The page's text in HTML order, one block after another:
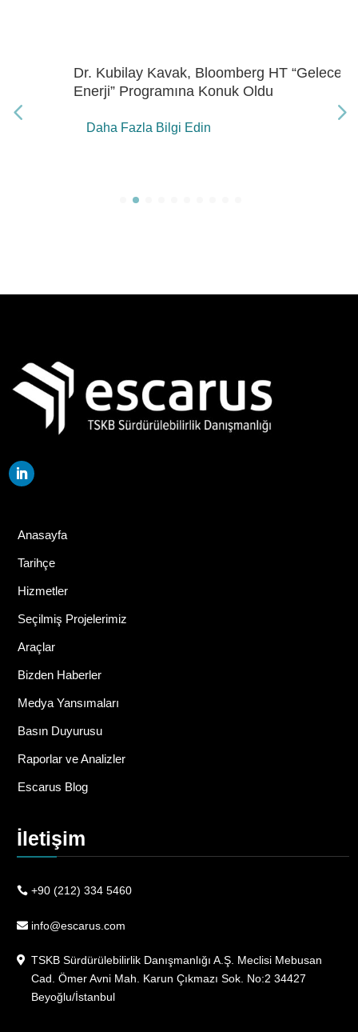
Dr. Kubilay Kavak, Bloomberg HT “Gelecek
Enerji” Programına Konuk Oldu
Daha Fazla Bilgi Edin
Anasayfa
Tarihçe
Hizmetler
Seçilmiş Projelerimiz
Araçlar
Bizden Haberler
Medya Yansımaları
Basın Duyurusu
Raporlar ve Analizler
Escarus Blog
İletişim
+90 (212) 334 5460
info@escarus.com
TSKB Sürdürülebilirlik Danışmanlığı A.Ş. Meclisi Mebusan
Cad. Ömer Avni Mah. Karun Çıkmazı Sok. No:2 34427
Beyoğlu/İstanbul